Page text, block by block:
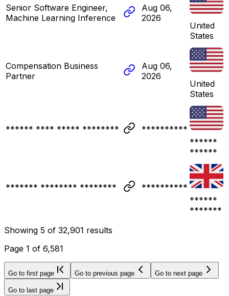
Senior Software Engineer,
Machine Learning Inference
Aug 06,
2026
United
States
Compensation Business
Partner
Aug 06,
2026
United
States
****** **** ***** ********
**********
******
******
******* ******** ********
**********
******
*******
Showing 5 of 32,901 results
Page 1 of 6,581
Go to first page Go to previous page Go to next page
Go to last page